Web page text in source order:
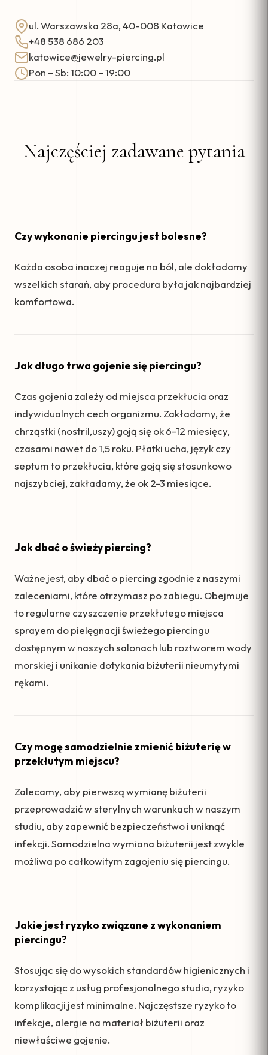
ul. Warszawska 28a, 40-008 Katowice
+48 538 686 203
katowice@jewelry-piercing.pl
Pon – Sb: 10:00 – 19:00
Najczęściej zadawane pytania
Czy wykonanie piercingu jest bolesne?
Każda osoba inaczej reaguje na ból, ale dokładamy
wszelkich starań, aby procedura była jak najbardziej
komfortowa.
Jak długo trwa gojenie się piercingu?
Czas gojenia zależy od miejsca przekłucia oraz
indywidualnych cech organizmu. Zakładamy, że
chrząstki (nostril,uszy) goją się ok 6-12 miesięcy,
czasami nawet do 1,5 roku. Płatki ucha, język czy
septum to przekłucia, które goją się stosunkowo
najszybciej, zakładamy, że ok 2-3 miesiące.
Jak dbać o świeży piercing?
Ważne jest, aby dbać o piercing zgodnie z naszymi
zaleceniami, które otrzymasz po zabiegu. Obejmuje
to regularne czyszczenie przekłutego miejsca
sprayem do pielęgnacji świeżego piercingu
dostępnym w naszych salonach lub roztworem wody
morskiej i unikanie dotykania biżuterii nieumytymi
rękami.
Czy mogę samodzielnie zmienić biżuterię w
przekłutym miejscu?
Zalecamy, aby pierwszą wymianę biżuterii
przeprowadzić w sterylnych warunkach w naszym
studiu, aby zapewnić bezpieczeństwo i uniknąć
infekcji. Samodzielna wymiana biżuterii jest zwykle
możliwa po całkowitym zagojeniu się piercingu.
Jakie jest ryzyko związane z wykonaniem
piercingu?
Stosując się do wysokich standardów higienicznych i
korzystając z usług profesjonalnego studia, ryzyko
komplikacji jest minimalne. Najczęstsze ryzyko to
infekcje, alergie na materiał biżuterii oraz
niewłaściwe gojenie.